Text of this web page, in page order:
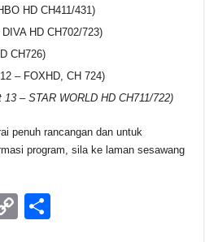
HD CH411/431)
HD CH702/723)
CH726)
– FOXHD, CH 724)
– STAR WORLD HD CH711/722)
penuh rancangan dan untuk
program, sila ke laman sesawang
C